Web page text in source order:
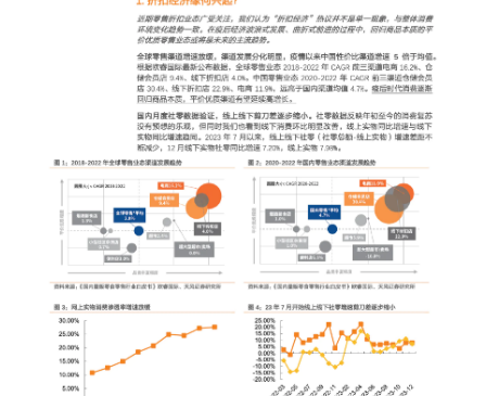
新零售内参
增长俱乐部
增长俱乐部 有赞商盟
商家社区 社群交流
合作共进
入驻有赞 认证代理商